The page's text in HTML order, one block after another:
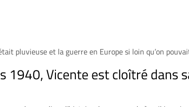
pluvieuse et la guerre en Europe si loin qu’on
1940, Vicente est cloîtré dans